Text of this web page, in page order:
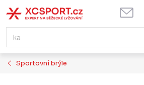
na
obsah
Sportovní brýle